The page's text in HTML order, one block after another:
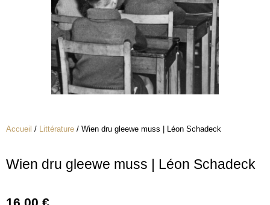
Accueil / Littérature / Wien dru gleewe muss | Léon Schadeck
Wien dru gleewe muss | Léon Schadeck